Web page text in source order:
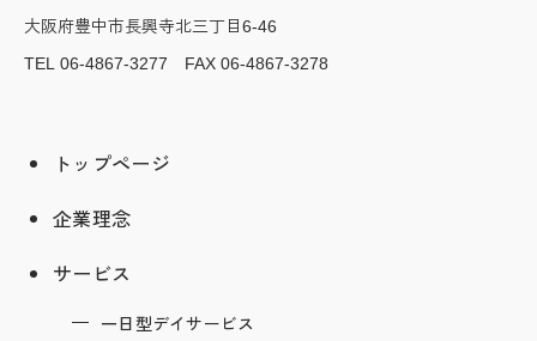
大阪府豊中市長興寺北三丁目6-46
TEL 06-4867-3277 FAX 06-4867-3278
トップページ
企業理念
サービス
一日型デイサービス